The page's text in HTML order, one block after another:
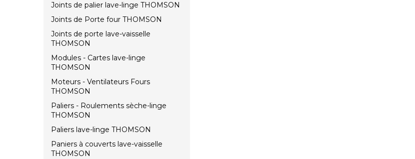
Joints de palier lave-linge THOMSON
Joints de Porte four THOMSON
Joints de porte lave-vaisselle
THOMSON
Modules - Cartes lave-linge
THOMSON
Moteurs - Ventilateurs Fours
THOMSON
Paliers - Roulements sèche-linge
THOMSON
Paliers lave-linge THOMSON
Paniers à couverts lave-vaisselle
THOMSON